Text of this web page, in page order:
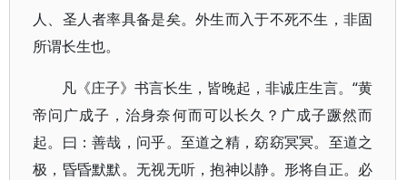
人、圣人者率具备是矣。外生而入于不死不生，非固
所谓长生也。
凡《庄子》书言长生，皆晚起，非诚庄生言。“黄
帝问广成子，治身奈何而可以长久？广成子蹶然而
起。曰：善哉，问乎。至道之精，窈窈冥冥。至道之
极，昏昏默默。无视无听，抱神以静。形将自正。必